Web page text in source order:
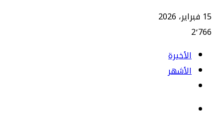
15 فبراير، 2026
2٬766
الأخيرة
الأشهر